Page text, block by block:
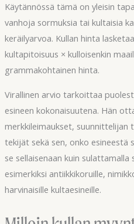
Käytännössä tämä on yleisin
vanhoja sormuksia tai kultaisia
keräilyarvoa. Kullan hinta
kultapitoisuus × kulloisenkin
grammakohtainen hinta.
Virallinen arvio tarkoittaa
esineen kokonaisuutena. Hän
merkkileimaukset,
tekijät sekä sen, onko esineestä
se sellaisenaan kuin
esimerkiksi antiikkikoruille,
harvinaisille kultaesineille.